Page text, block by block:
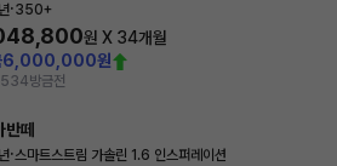
·350+
원 X 34개월
6,000,000원
방금전
떼
·스마트스트림 가솔린 1.6 인스퍼레이션